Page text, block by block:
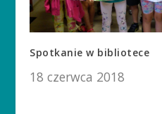
Spotkanie w bibliotece
18 czerwca 2018